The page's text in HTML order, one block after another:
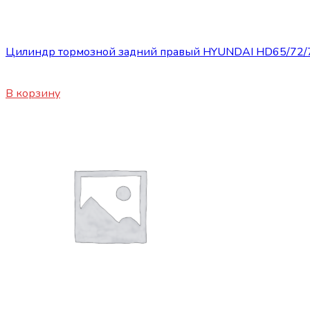
Цилиндр тормозной задний правый HYUNDAI HD65/
В корзину